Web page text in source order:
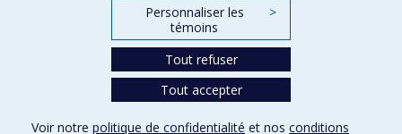
Nos départements et écolesPersonnaliser les
témoins
>
Tout refuser
Tout accepter
Voir notre politique de confidentialité et nos conditions